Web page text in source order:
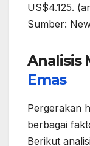
US$4.125.
Sumber:
Analisis
Emas
Pergerakan
berbagai
Berikut